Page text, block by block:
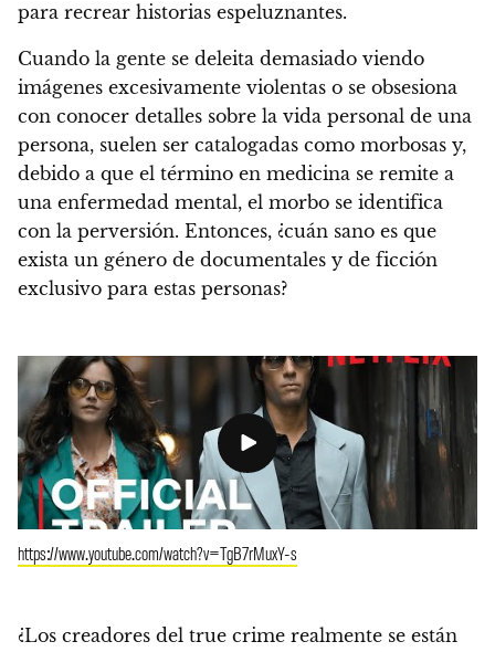
para recrear historias espeluznantes.
Cuando la gente se deleita demasiado viendo
imágenes excesivamente violentas o se obsesiona
con conocer detalles sobre la vida personal de una
persona, suelen ser catalogadas como morbosas y,
debido a que el término en medicina se remite a
una enfermedad mental, el morbo se identifica
con la perversión. Entonces, ¿cuán sano es que
exista un género de documentales y de ficción
exclusivo para estas personas?
https://www.youtube.com/watch?v=TgB7rMuxY-s
¿Los creadores del true crime realmente se están